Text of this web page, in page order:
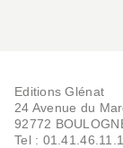
Editions Glénat
24 Avenue du
92772
Tel :